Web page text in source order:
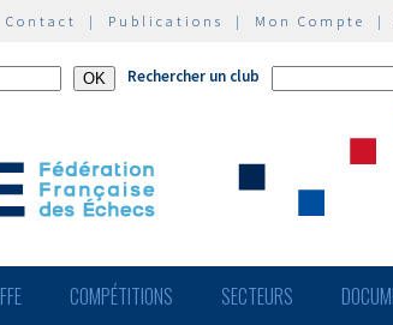
Contact | Publications | Mon Compte |
Rechercher un club
FFE COMPÉTITIONS SECTEURS